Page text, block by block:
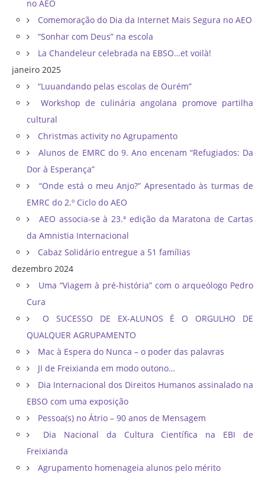
no AEO
Comemoração do Dia da Internet Mais Segura no AEO
“Sonhar com Deus” na escola
La Chandeleur celebrada na EBSO…et voilà!
janeiro 2025
“Luuandando pelas escolas de Ourém”
Workshop de culinária angolana promove partilha
cultural
Christmas activity no Agrupamento
Alunos de EMRC do 9. Ano encenam “Refugiados: Da
Dor à Esperança”
“Onde está o meu Anjo?” Apresentado às turmas de
EMRC do 2.º Ciclo do AEO
AEO associa-se à 23.ª edição da Maratona de Cartas
da Amnistia Internacional
Cabaz Solidário entregue a 51 famílias
dezembro 2024
Uma “Viagem à pré-história” com o arqueólogo Pedro
Cura
O SUCESSO DE EX-ALUNOS É O ORGULHO DE
QUALQUER AGRUPAMENTO
Mac à Espera do Nunca – o poder das palavras
JI de Freixianda em modo outono…
Dia Internacional dos Direitos Humanos assinalado na
EBSO com uma exposição
Pessoa(s) no Átrio – 90 anos de Mensagem
Dia Nacional da Cultura Científica na EBI de
Freixianda
Agrupamento homenageia alunos pelo mérito